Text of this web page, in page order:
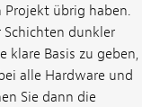
Projekt übrig haben.
dunkler
klare Basis zu geben,
alle Hardware und
Sie dann die